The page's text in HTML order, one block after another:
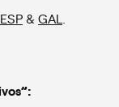
ESP &GAL